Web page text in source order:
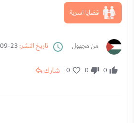
قضايا اسرية
من مجهول تاريخ النشر:
0
0
0 شارك